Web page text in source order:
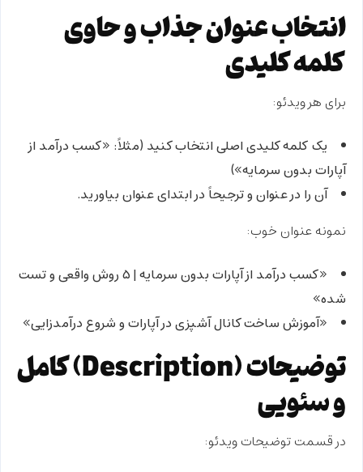
انتخاب عنوان جذاب و حاوی
کلمه کلیدی
برای هر ویدئو:
یککلمه کلیدی اصلیانتخاب کنید (مثلاً: «کسب درآمد از
آپارات بدون سرمایه»)
آن را درعنوانو ترجیحاً در ابتدای عنوان بیاورید.
نمونه عنوان خوب:
«کسب درآمد از آپارات بدون سرمایه | ۵ روش واقعی و تست
شده»
«آموزش ساخت کانال آشپزی در آپارات و شروع درآمدزایی»
توضیحات (Description) کامل
و سئویی
در قسمت توضیحات ویدئو: